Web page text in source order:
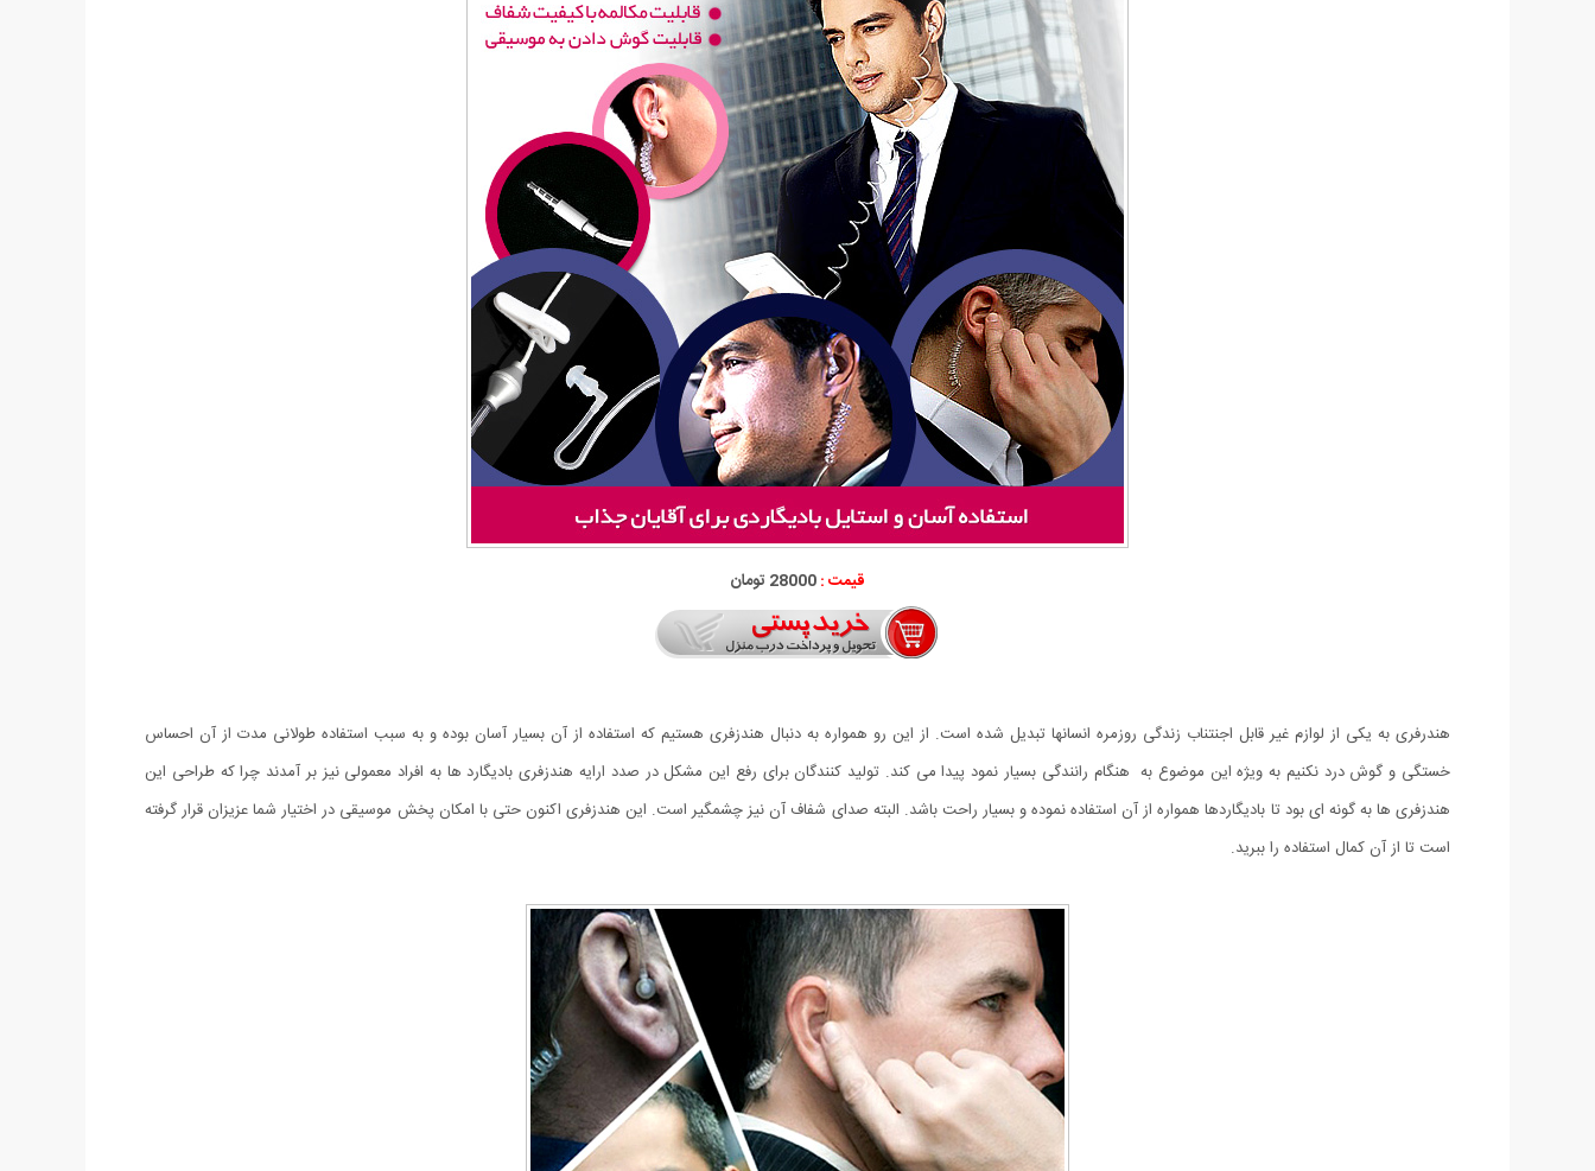
قیمت :28000 تومان
هندرفری به یکی از لوازم غیر قابل اجنتناب زندگی روزمره انسانها تبدیل شده است. از این رو همواره به دنبال هندزفری هستیم که استفاده از آن بسیار آسان بوده و به سبب استفاده طولانی مدت از آن احساس
خستگی و گوش درد نکنیم به ویژه این موضوع به هنگام رانندگی بسیار نمود پیدا می کند. تولید کنندگان برای رفع این مشکل در صدد ارایه هندزفری بادیگارد ها به افراد معمولی نیز بر آمدند چرا که طراحی این
هندزفری ها به گونه ای بود تا بادیگاردها همواره از آن استفاده نموده و بسیار راحت باشد. البته صدای شفاف آن نیز چشمگیر است. این هندزفری اکنون حتی با امکان پخش موسیقی در اختیار شما عزیزان قرار گرفته
است تا از آن کمال استفاده را ببرید.